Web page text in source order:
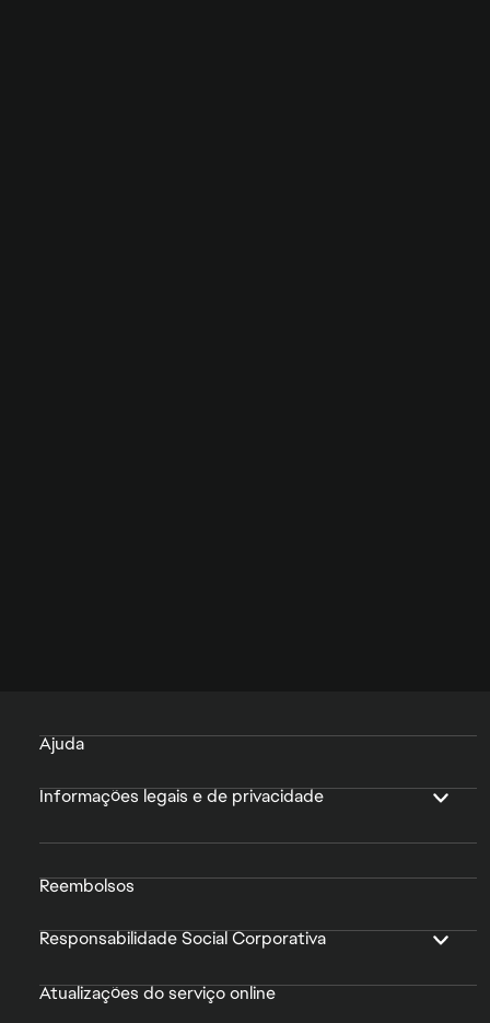
Ajuda
Informações legais e de privacidade
Reembolsos
Responsabilidade Social Corporativa
Atualizações do serviço online